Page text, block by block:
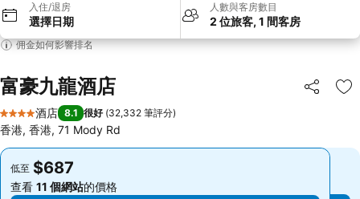
入住/退房
選擇日期
人數與客房數目
2 位旅客, 1 間客房
佣金如何影響排名
富豪九龍酒店 分享
放
4 星級
酒店 8.1 很好 (32,332 筆評分)
香港, 香港, 71 Mody Rd
低至 $687
查看 11 個網站的價格
低至 $687
查看 11 個網站的價格